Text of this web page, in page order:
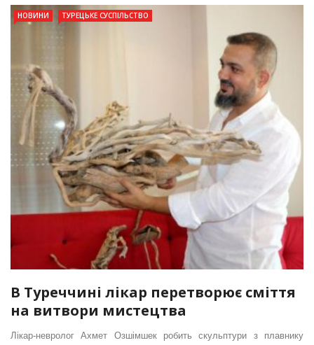
НОВИНИ ТУРЕЦЬКЕ СУСПІЛЬСТВО
В Туреччині лікар перетворює сміття
на витвори мистецтва
Лікар-невролог Ахмет Озшімшек робить скульптури з плавнику